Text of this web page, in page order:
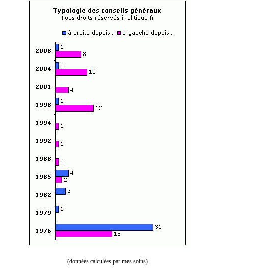
(données calculées par mes soins)